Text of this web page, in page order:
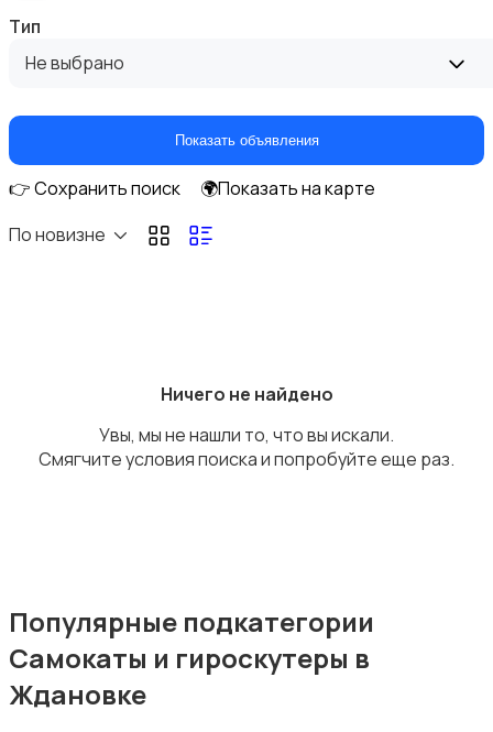
Самокаты и гироскутеры
Водные виды спорта
Единоборства
Тип
Не выбрано
Показать объявления
👉 Сохранить поиск
🌍Показать на карте
По новизне
Ничего не найдено
Увы, мы не нашли то, что вы искали.
Смягчите условия поиска и попробуйте еще раз.
Популярные подкатегории
Самокаты и гироскутеры в
Ждановке